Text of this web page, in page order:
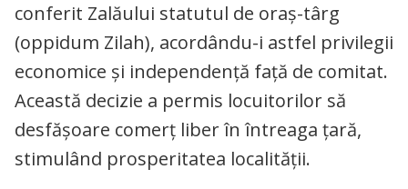
conferit Zalăului statutul de oraș-târg
(oppidum Zilah), acordându-i astfel privilegii
economice și independență față de comitat.
Această decizie a permis locuitorilor să
desfășoare comerț liber în întreaga țară,
stimulând prosperitatea localității.